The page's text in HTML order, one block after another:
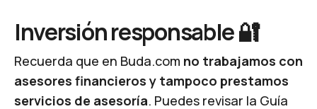
Inversión responsable 🔐
Recuerda que en Buda.com no trabajamos con
asesores financieros y tampoco prestamos
servicios de asesoría. Puedes revisar la Guía